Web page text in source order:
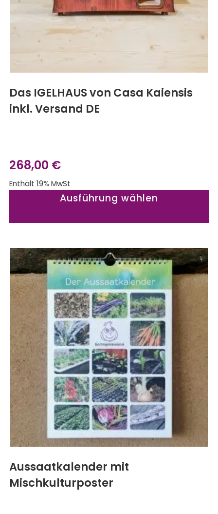
Das IGELHAUS von Casa Kaiensis
inkl. Versand DE
268,00 €
Enthält 19% MwSt
Ausführung wählen
Aussaatkalender mit
Mischkulturposter